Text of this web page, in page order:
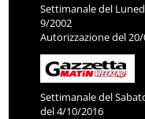
Settimanale del
9/2002
Autorizzazione del
Settimanale del
del 4/10/2016